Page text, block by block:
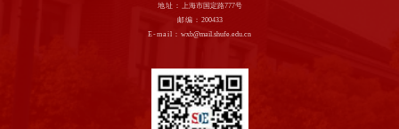
地址： 上海市国定路777号
邮编： 200433
E-mail： wxb@mail.shufe.edu.cn